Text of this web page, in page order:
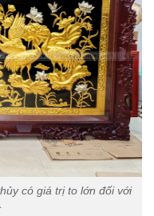
có giá trị to lớn đối với